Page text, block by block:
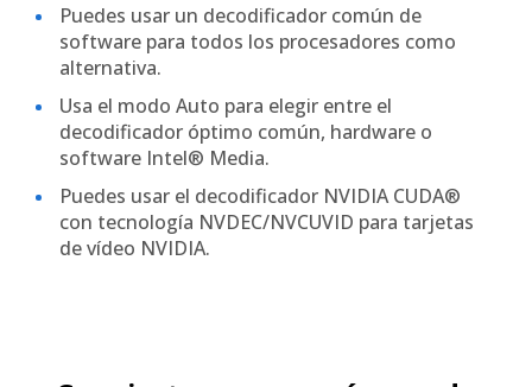
Puedes usar un decodificador común de
software para todos los procesadores como
alternativa.
Usa el modo Auto para elegir entre el
decodificador óptimo común, hardware o
software Intel® Media.
Puedes usar el decodificador NVIDIA CUDA®
con tecnología NVDEC/NVCUVID para tarjetas
de vídeo NVIDIA.